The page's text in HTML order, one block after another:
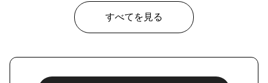
すべてを見る